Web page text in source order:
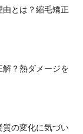
とは？縮毛矯正
解？熱ダメージを
質の変化に気づい